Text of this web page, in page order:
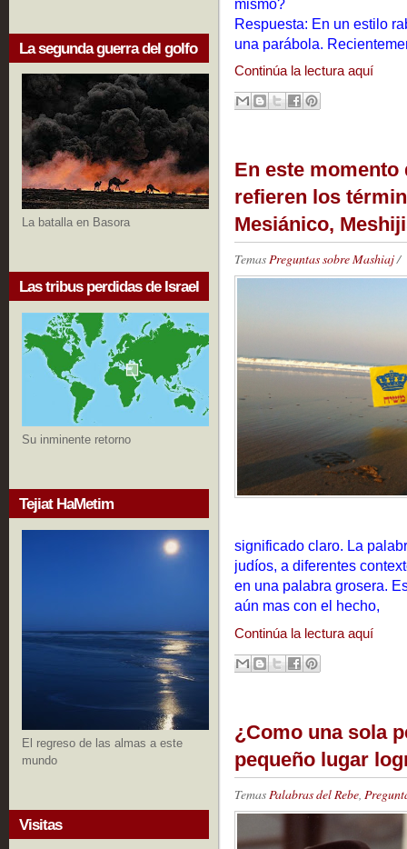
La segunda guerra del golfo
La batalla en Basora
Las tribus perdidas de Israel
Su inminente retorno
Tejiat HaMetim
El regreso de las almas a este
mundo
Visitas
Respuesta: En un estilo
una parábola.
Continúa la lectura aquí
En este
refieren los
Mesiánico,
TemasPreguntas sobre Mashiaj/
significado claro. La
judíos, a diferentes
en una palabra grosera.
aún mas con el hecho,
Continúa la lectura aquí
¿Como una sola
pequeño lugar
Temas Palabras del Rebe